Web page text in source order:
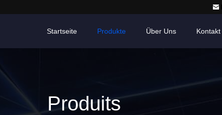
Startseite Produkte Über Uns Kontakt
Produits